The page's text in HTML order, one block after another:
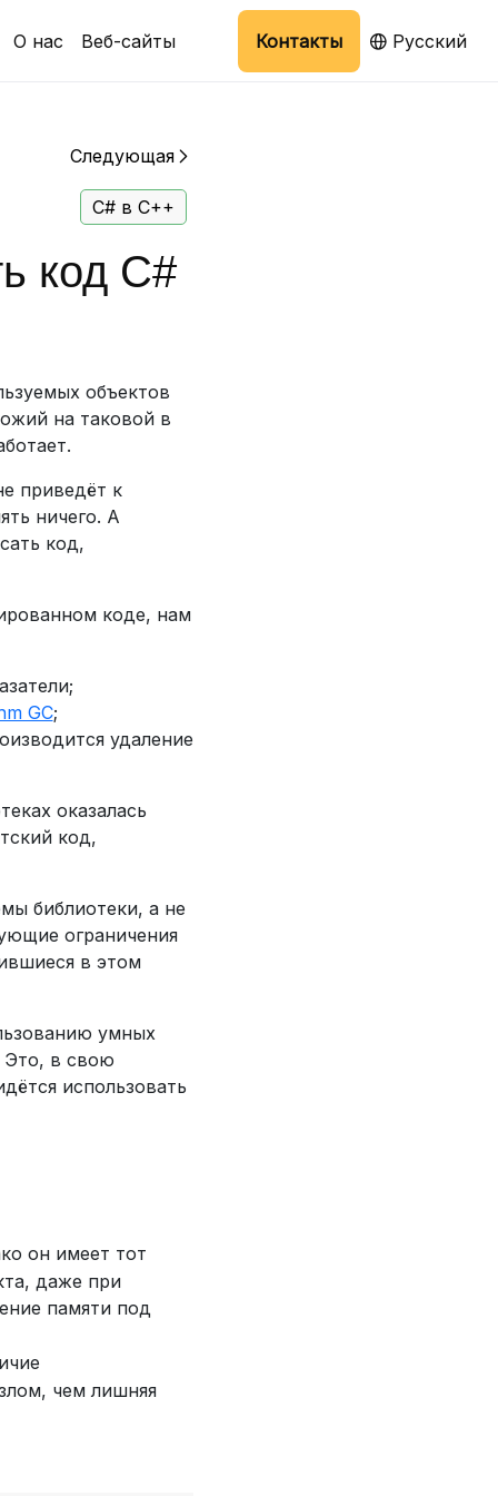
О нас Веб-сайты Контакты Русский
Следующая
C# в C++
код C#
объектов
на таковой в
приведёт к
ничего. А
код,
коде, нам
GC;
удаление
оказалась
код,
библиотеки, а не
ограничения
в этом
умных
Это, в свою
использовать
он имеет тот
даже при
памяти под
чем лишняя